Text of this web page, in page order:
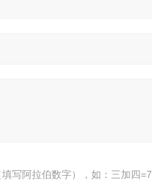
写阿拉伯数字），如：三加四=7